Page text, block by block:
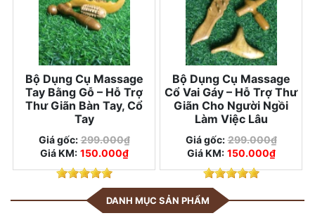
Bộ Dụng Cụ Massage
Tay Bằng Gỗ – Hỗ Trợ
Thư Giãn Bàn Tay, Cổ
Tay
Giá gốc: 299.000₫
Giá KM: 150.000₫
Bộ Dụng Cụ Massage
Cổ Vai Gáy – Hỗ Trợ Thư
Giãn Cho Người Ngồi
Làm Việc Lâu
Giá gốc: 299.000₫
Giá KM: 150.000₫
DANH MỤC SẢN PHẨM